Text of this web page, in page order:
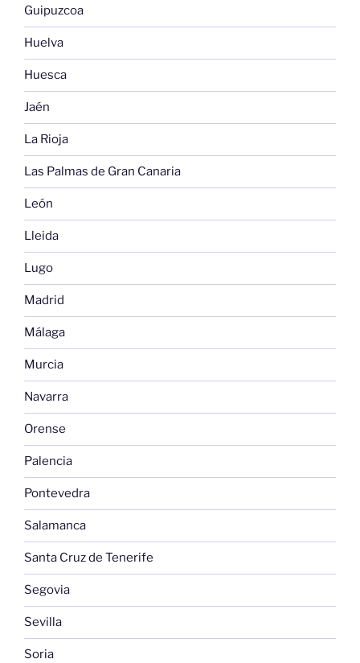
Guipuzcoa
Huelva
Huesca
Jaén
La Rioja
Las Palmas de Gran Canaria
León
Lleida
Lugo
Madrid
Málaga
Murcia
Navarra
Orense
Palencia
Pontevedra
Salamanca
Santa Cruz de Tenerife
Segovia
Sevilla
Soria